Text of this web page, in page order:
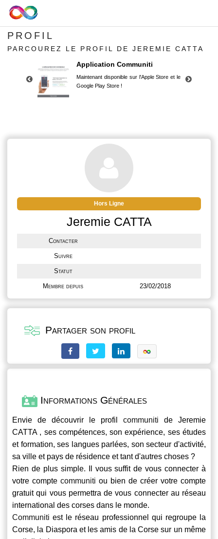
PROFIL
PARCOUREZ LE PROFIL DE JEREMIE CATTA
Application Communiti
Maintenant disponible sur l'Apple Store et le
Google Play Store !
Google Play Store !
Hors Ligne
Jeremie CATTA
Contacter
Suivre
Statut
Membre depuis 23/02/2018
Partager son profil
Informations Générales
Envie de découvrir le profil communiti de Jeremie
CATTA , ses compétences, son expérience, ses études
et formation, ses langues parlées, son secteur d'activité,
sa ville et pays de résidence et tant d'autres choses ?
Rien de plus simple. Il vous suffit de vous connecter à
votre compte communiti ou bien de créer votre compte
gratuit qui vous permettra de vous connecter au réseau
international des corses dans le monde.
Communiti est le réseau professionnel qui regroupe la
Corse, la Diaspora et les amis de la Corse sur un même